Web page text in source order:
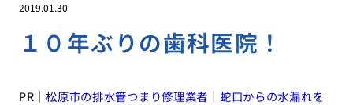
2019.01.30
１０年ぶりの歯科医院！
PR｜松原市の排水管つまり修理業者 ｜ 蛇口からの水漏れを